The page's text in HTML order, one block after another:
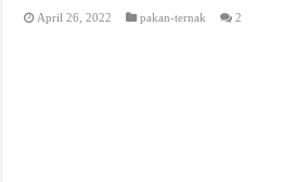
April 26, 2022 pakan-ternak 2